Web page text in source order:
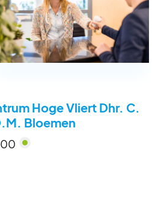
Hoge Vliert Dhr. C.
Bloemen